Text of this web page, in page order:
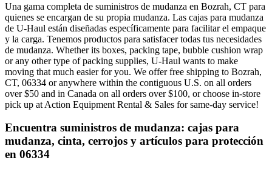
Una gama completa de suministros de mudanza en Bozrah, CT para
quienes se encargan de su propia mudanza. Las cajas para mudanza
de U-Haul están diseñadas específicamente para facilitar el empaque
y la carga. Tenemos productos para satisfacer todas tus necesidades
de mudanza. Whether its boxes, packing tape, bubble cushion wrap
or any other type of packing supplies, U-Haul wants to make
moving that much easier for you. We offer free shipping to Bozrah,
CT, 06334 or anywhere within the contiguous U.S. on all orders
over $50 and in Canada on all orders over $100, or choose in-store
pick up at Action Equipment Rental & Sales for same-day service!
Encuentra suministros de mudanza: cajas para
mudanza, cinta, cerrojos y artículos para protección
en 06334